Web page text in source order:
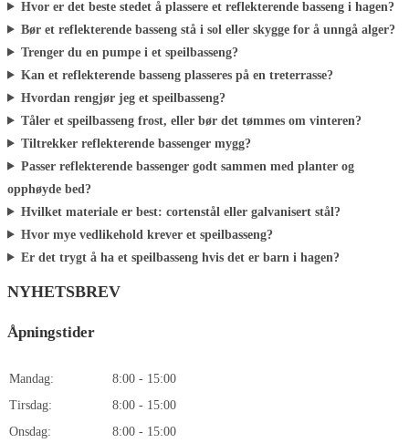
Hvor er det beste stedet å plassere et reflekterende basseng i hagen?
Bør et reflekterende basseng stå i sol eller skygge for å unngå alger?
Trenger du en pumpe i et speilbasseng?
Kan et reflekterende basseng plasseres på en treterrasse?
Hvordan rengjør jeg et speilbasseng?
Tåler et speilbasseng frost, eller bør det tømmes om vinteren?
Tiltrekker reflekterende bassenger mygg?
Passer reflekterende bassenger godt sammen med planter og
opphøyde bed?
Hvilket materiale er best: cortenstål eller galvanisert stål?
Hvor mye vedlikehold krever et speilbasseng?
Er det trygt å ha et speilbasseng hvis det er barn i hagen?
NYHETSBREV
Åpningstider
Mandag:
8:00 - 15:00
Tirsdag:
8:00 - 15:00
Onsdag:
8:00 - 15:00